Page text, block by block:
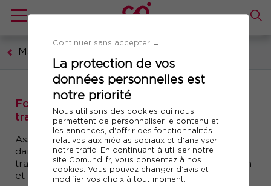
Continuer sans accepter →
La protection de vos
données personnelles est
notre priorité
Nous utilisons des cookies qui nous
permettent de personnaliser le contenu et
les annonces, d'offrir des fonctionnalités
relatives aux médias sociaux et d'analyser
notre trafic. En continuant à utiliser notre
site Comundi.fr, vous consentez à nos
cookies. Vous pouvez changer d’avis et
modifier vos choix à tout moment.
Management et leadership
Formation : Le Manager leader de la
transformation
Asseoir sa posture et développer son influence
dans les processus de mutation ou de
transformation – Accompagner la transformation
et les équipes